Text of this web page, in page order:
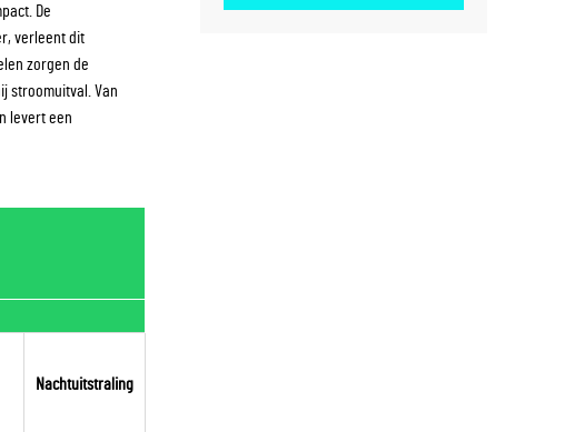
De
verleent dit
zorgen de
stroomuitval. Van
levert een
Nachtuitstraling